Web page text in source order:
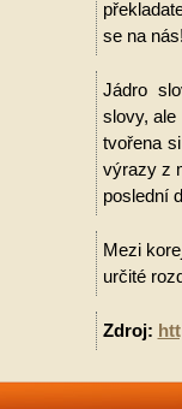
se na
Jádro
slovy, ale
tvořena
výrazy z
poslední
Mezi
určité
Zdroj: